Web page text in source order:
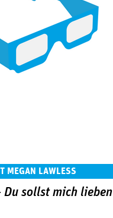
MEGAN LAWLESS
Du sollst mich lieben